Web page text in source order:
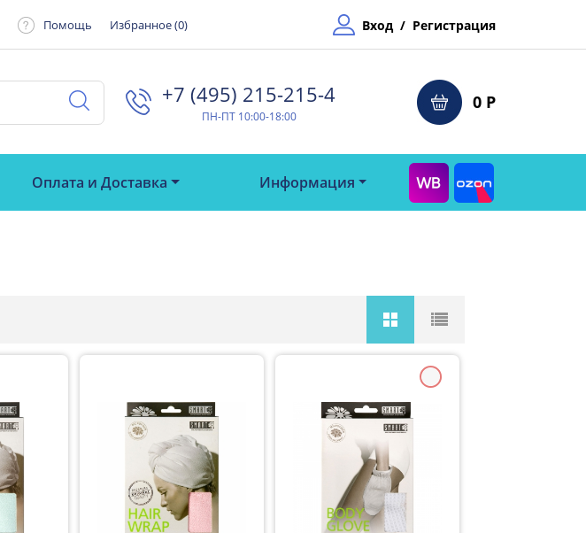
Помощь Избранное (0) Вход / Регистрация
+7 (495) 215-215-4⁠
ПН-ПТ 10:00-18:00
0 Р
Оплата и Доставка Информация